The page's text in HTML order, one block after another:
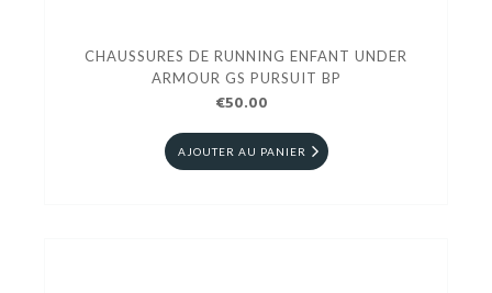
CHAUSSURES DE RUNNING ENFANT UNDER
ARMOUR GS PURSUIT BP
€50.00
AJOUTER AU PANIER